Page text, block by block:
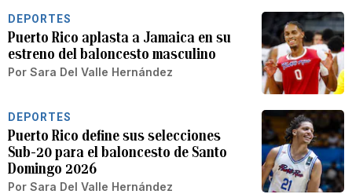
DEPORTES
Puerto Rico aplasta a Jamaica en su
estreno del baloncesto masculino
Por Sara Del Valle Hernández
DEPORTES
Puerto Rico define sus selecciones
Sub-20 para el baloncesto de Santo
Domingo 2026
Por Sara Del Valle Hernández